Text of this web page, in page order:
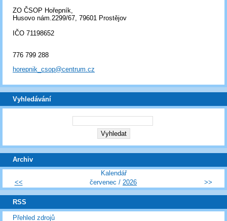
ZO ČSOP Hořepník,
Husovo nám.2299/67, 79601 Prostějov
IČO 71198652
776 799 288
horepnik_csop@centrum.cz
Vyhledávání
Archiv
Kalendář
<<
červenec / 2026 >>
RSS
Přehled zdrojů